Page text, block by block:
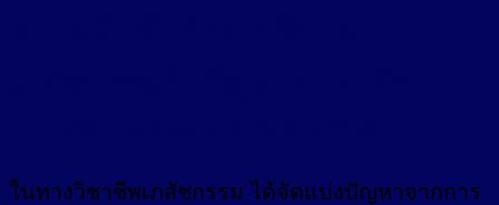
ในทางวิชาชีพเภสัชกรรม ได้จัดแบ่งปัญหาจากการ